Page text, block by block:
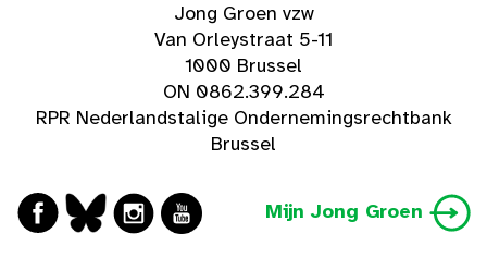
Jong Groen vzw
Van Orleystraat 5-11
1000 Brussel
ON 0862.399.284
RPR Nederlandstalige Ondernemingsrechtbank
Brussel
Mijn Jong Groen